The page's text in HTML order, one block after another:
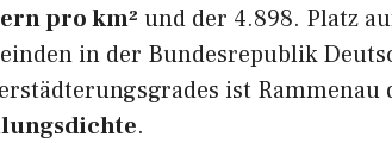
pro km² und der 4.898. Platz
in der Bundesrepublik
ist Rammenau
.